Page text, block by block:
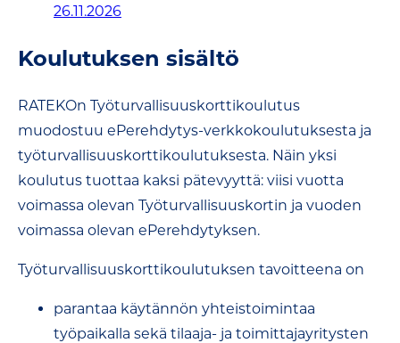
26.11.2026
Koulutuksen sisältö
RATEKOn Työturvallisuuskorttikoulutus
muodostuu ePerehdytys-verkkokoulutuksesta ja
työturvallisuuskorttikoulutuksesta. Näin yksi
koulutus tuottaa kaksi pätevyyttä: viisi vuotta
voimassa olevan Työturvallisuuskortin ja vuoden
voimassa olevan ePerehdytyksen.
Työturvallisuuskorttikoulutuksen tavoitteena on
parantaa käytännön yhteistoimintaa
työpaikalla sekä tilaaja- ja toimittajayritysten